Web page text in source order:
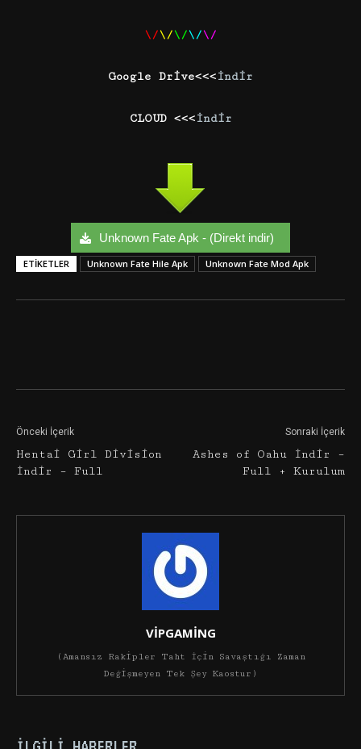
\/\/\/\/\/
Google Drive<<<İndir
CLOUD <<<İndir
Unknown Fate Apk - (Direkt indir)
ETIKETLER Unknown Fate Hile Apk Unknown Fate Mod Apk
Önceki İçerik
Hentai Girl Division
İndir – Full
Sonraki İçerik
Ashes of Oahu İndir –
Full + Kurulum
VİPGAMİNG
(Amansız Rakipler Taht İçin Savaştığı Zaman
Değişmeyen Tek Şey Kaostur)